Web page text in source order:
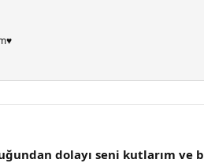
dolayı seni kutlarım ve